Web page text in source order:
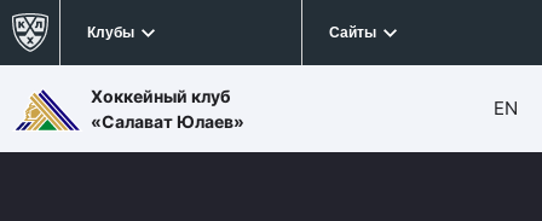
Клубы Сайты
Хоккейный клуб
«Салават Юлаев»
EN